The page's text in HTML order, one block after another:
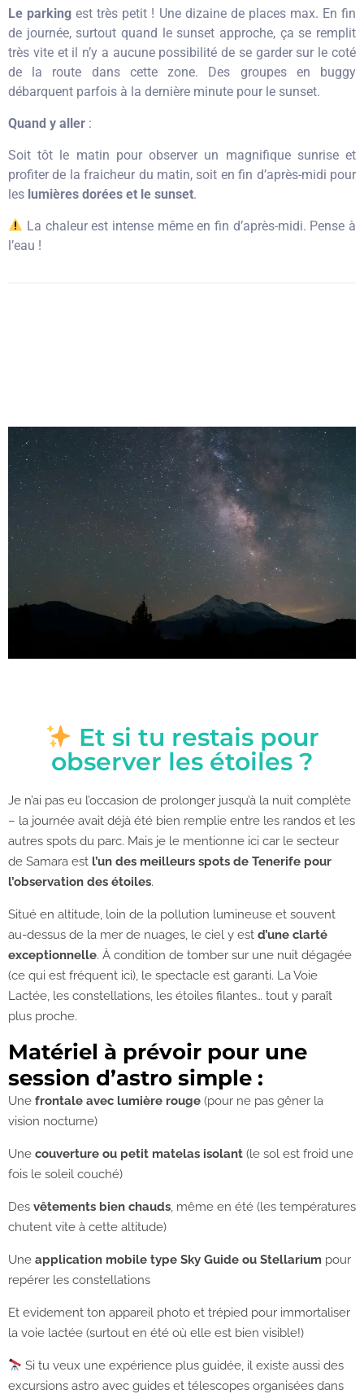
Le parking est très petit ! Une dizaine de places max. En fin
de journée, surtout quand le sunset approche, ça se remplit
très vite et il n’y a aucune possibilité de se garder sur le coté
de la route dans cette zone. Des groupes en buggy
débarquent parfois à la dernière minute pour le sunset.
Quand y aller :
Soit tôt le matin pour observer un magnifique sunrise et
profiter de la fraicheur du matin, soit en fin d’après-midi pour
les lumières dorées et le sunset.
La chaleur est intense même en fin d’après-midi. Pense à
l’eau !
Et si tu restais pour
observer les étoiles ?
Je n’ai pas eu l’occasion de prolonger jusqu’à la nuit complète
– la journée avait déjà été bien remplie entre les randos et les
autres spots du parc. Mais je le mentionne ici car le secteur
de Samara est l’un des meilleurs spots de Tenerife pour
l’observation des étoiles.
Situé en altitude, loin de la pollution lumineuse et souvent
au-dessus de la mer de nuages, le ciel y est d’une clarté
exceptionnelle. À condition de tomber sur une nuit dégagée
(ce qui est fréquent ici), le spectacle est garanti. La Voie
Lactée, les constellations, les étoiles filantes… tout y paraît
plus proche.
Matériel à prévoir pour une
session d’astro simple :
Une frontale avec lumière rouge (pour ne pas gêner la
vision nocturne)
Une couverture ou petit matelas isolant (le sol est froid une
fois le soleil couché)
Des vêtements bien chauds, même en été (les températures
chutent vite à cette altitude)
Une application mobile type Sky Guide ou Stellarium pour
repérer les constellations
Et evidement ton appareil photo et trépied pour immortaliser
la voie lactée (surtout en été où elle est bien visible!)
Si tu veux une expérience plus guidée, il existe aussi des
excursions astro avec guides et télescopes organisées dans